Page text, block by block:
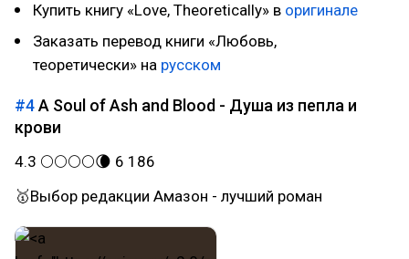
Купить книгу «Love, Theoretically» в оригинале
Заказать перевод книги «Любовь,
теоретически» на русском
#4A Soul of Ash and Blood - Душа из пепла и
крови
4.3 🌕🌕🌕🌕🌘 6 186
🥇Выбор редакции Амазон - лучший роман